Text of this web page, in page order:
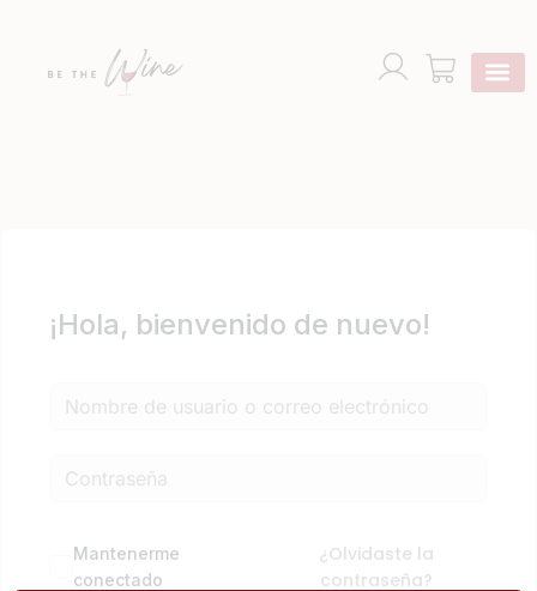
¡Hola, bienvenido de nuevo!
Mantenerme
conectado
¿Olvidaste la
contraseña?